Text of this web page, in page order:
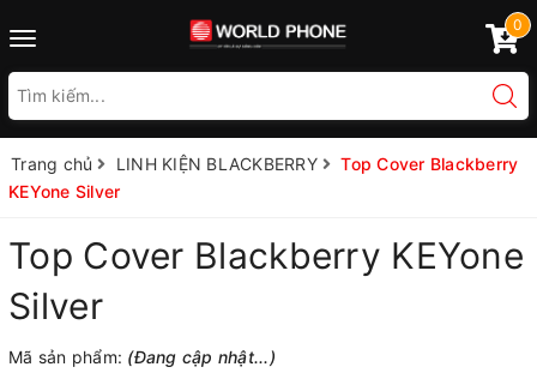
Toggle
0
Trang chủ LINH KIỆN BLACKBERRY
Top Cover Blackberry
KEYone Silver
Top Cover Blackberry KEYone
Silver
Mã sản phẩm: (Đang cập nhật...)